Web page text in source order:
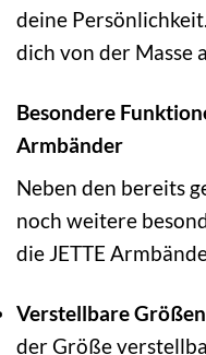
deine
dich von der Masse
Besondere
Armbänder
Neben den bereits
noch weitere
die JETTE
Verstellbare
der Größe